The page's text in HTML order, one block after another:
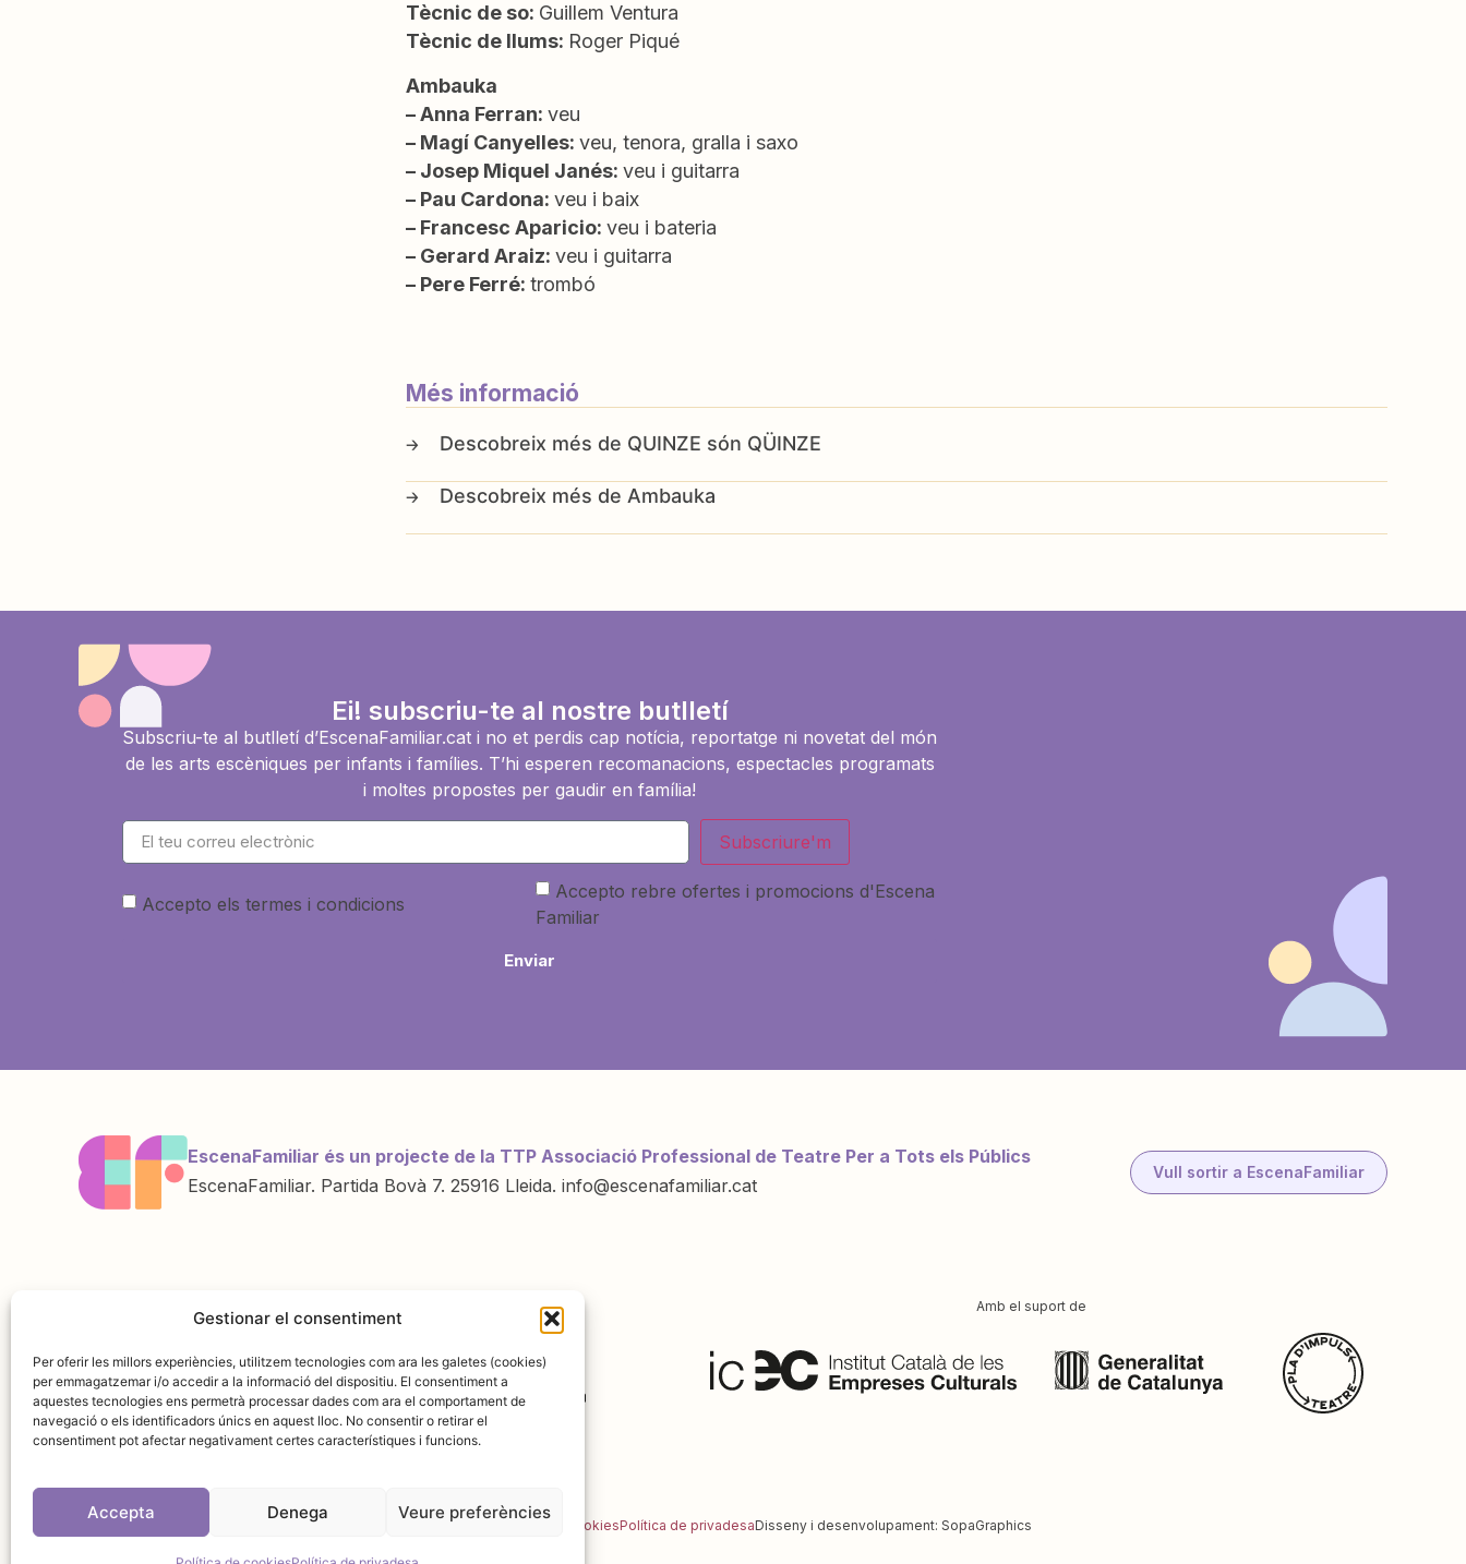
Gestionar el consentiment
Per oferir les millors experiències, utilitzem tecnologies com ara les galetes (cookies)
per emmagatzemar i/o accedir a la informació del dispositiu. El consentiment a
aquestes tecnologies ens permetrà processar dades com ara el comportament de
navegació o els identificadors únics en aquest lloc. No consentir o retirar el
consentiment pot afectar negativament certes característiques i funcions.
Accepta Denega Veure preferències
Tècnic de so: Guillem Ventura
Tècnic de llums: Roger Piqué
Ambauka
– Anna Ferran: veu
– Magí Canyelles: veu, tenora, gralla i saxo
– Josep Miquel Janés: veu i guitarra
– Pau Cardona: veu i baix
– Francesc Aparicio: veu i bateria
– Gerard Araiz: veu i guitarra
– Pere Ferré: trombó
Més informació
QUINZE són QÜINZE
Ambauka
Ei! subscriu-te al nostre butlletí
Subscriu-te al butlletí d’EscenaFamiliar.cat i no et perdis cap notícia, reportatge ni novetat del món
de les arts escèniques per infants i famílies. T’hi esperen recomanacions, espectacles programats
i moltes propostes per gaudir en família!
Subscriure'm
Accepto els termes i condicions
Accepto rebre ofertes i promocions d'Escena
Familiar
Enviar
EscenaFamiliar és un projecte de la TTP Associació Professional de Teatre Per a Tots els Públics
EscenaFamiliar. Partida Bovà 7. 25916 Lleida. info@escenafamiliar.cat
Vull sortir a EscenaFamiliar
Amb la col·laboració de: Amb el suport de
Avís legal Política de cookiesPolítica de privadesaDisseny i desenvolupament: SopaGraphics